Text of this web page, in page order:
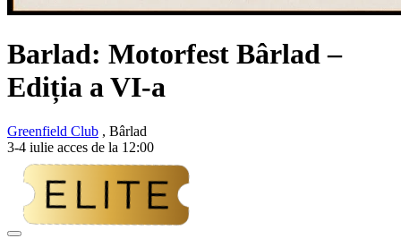
Barlad: Motorfest Bârlad –
Ediția a VI-a
Greenfield Club , Bârlad
3-4 iulie acces de la 12:00
Adaugă